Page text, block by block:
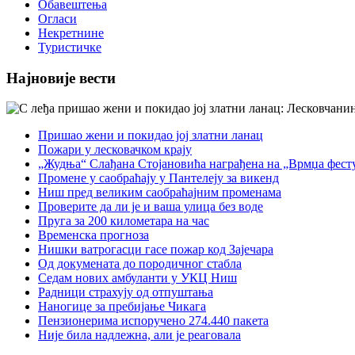
Обавештења
Огласи
Некретнине
Туристичке
Најновије вести
Пришао жени и покидао јој златни ланац
Пожари у лесковачком крају
„Жудња“ Слађана Стојановића награђена на „Врмџа
Промене у саобраћају у Пантелеју за викенд
Ниш пред великим саобраћајним променама
Проверите да ли је и ваша улица без воде
Пруга за 200 километара на час
Временска прогноза
Нишки ватрогасци гасе пожар код Зајечара
Од докумената до породичног стабла
Седам нових амбуланти у УКЦ Ниш
Радници страхују од отпуштања
Наногице за пребијање Чикага
Пензионерима испоручено 274.440 пакета
Није била надлежна, али је реаговала